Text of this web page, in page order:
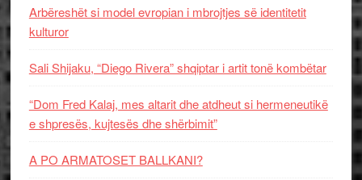
Arbëreshët si model evropian i mbrojtjes së identitetit
kulturor
Sali Shijaku, “Diego Rivera” shqiptar i artit tonë kombëtar
“Dom Fred Kalaj, mes altarit dhe atdheut si hermeneutikë
e shpresës, kujtesës dhe shërbimit”
A PO ARMATOSET BALLKANI?